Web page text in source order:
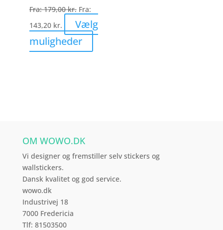
på
varesiden
Fra:179,00kr. Fra:
143,20 kr.
Vælg
muligheder
vare
varesiden
OM WOWO.DK
Vi designer og fremstiller selv stickers og
wallstickers.
Dansk kvalitet og god service.
wowo.dk
Industrivej 18
7000 Fredericia
Tlf: 81503500